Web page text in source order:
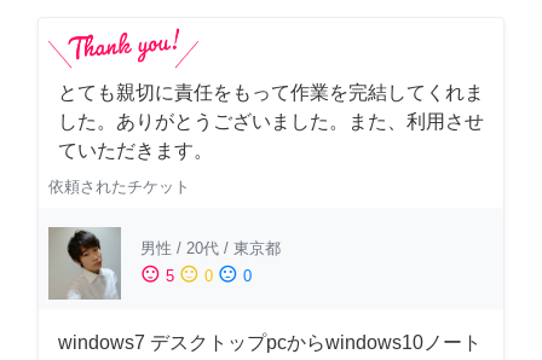
とても親切に責任をもって作業を完結してくれま
した。ありがとうございました。また、利用させ
ていただきます。
依頼されたチケット
男性 / 20代 / 東京都
sentiment_satisfied 5 sentiment_neutral 0 sentiment_dissatisfied 0
windows7 デスクトップpcからwindows10ノート